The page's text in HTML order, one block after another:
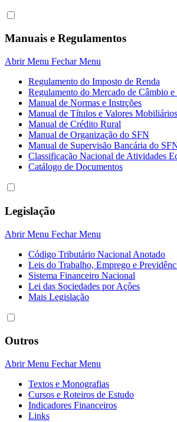
Manuais e Regulamentos
Abrir Menu Fechar Menu
Regulamento do Imposto de Renda
Regulamento do Mercado de Câmbio
Manual de Normas e Instrções
Manual de Títulos e Valores Mobiliários
Manual de Crédito Rural
Manual de Organização do SFN
Manual de Supervisão Bancária do
Classificação Nacional de Atividades
Catálogo de Documentos
Legislação
Abrir Menu Fechar Menu
Código Tributário Nacional Anotado
Leis do Trabalho, Emprego e
Sistema Financeiro Nacional
Lei das Sociedades por Açôes
Mais Legislação
Outros
Abrir Menu Fechar Menu
Textos e Monografias
Cursos e Roteiros de Estudo
Indicadores Financeiros
Links